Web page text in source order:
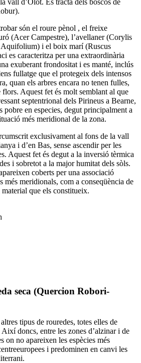
vall d’Olot. Es tracta dels boscos de
són el roure pènol , el freixe
(Acer Campestre), l’avellaner (Corylis
i el boix marí (Ruscus
es caracteritza per una extraordinària
exuberant frondositat i es manté, inclús
fullatge que el protegeix dels intensos
quan els arbres encara no tenen fulles,
flors. Aquest fet és molt semblant al que
septentrional dels Pirineus a Bearne,
pobre en especies, degut principalment a
més meridional de la zona.
exclusivament al fons de la vall
i d’en Bas, sense ascendir per les
Aquest fet és degut a la inversió tèrmica
i sobretot a la major humitat dels sòls.
coberts per una associació
més meridionals, com a conseqüència de
que els constitueix.
seca (Quercion Robori-
tipus de rouredes, totes elles de
doncs, entre les zones d’alzinar i de
on no apareixen les espècies més
i predominen en canvi les